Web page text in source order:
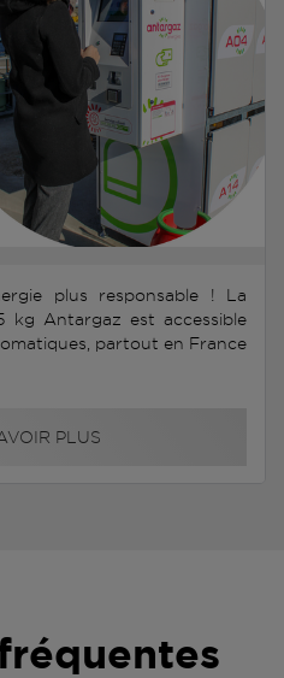
plus responsable ! La
kg Antargaz est accessible
partout en France
PLUS